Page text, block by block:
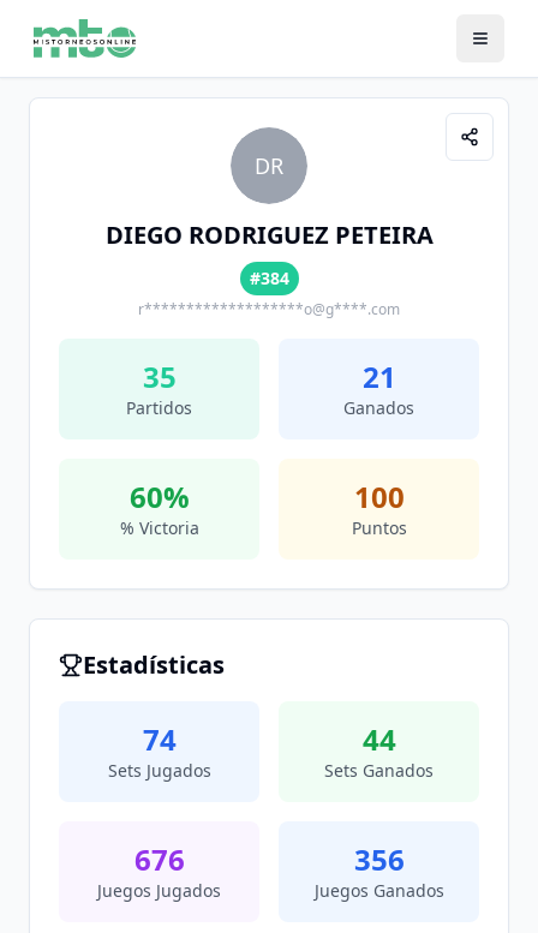
DR
DIEGO RODRIGUEZ PETEIRA
#384
r*******************o@g****.com
35
Partidos
21
Ganados
60%
% Victoria
100
Puntos
Estadísticas
74
Sets Jugados
44
Sets Ganados
676
Juegos Jugados
356
Juegos Ganados